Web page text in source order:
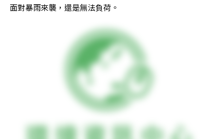
面對暴雨來襲，還是無法負荷。